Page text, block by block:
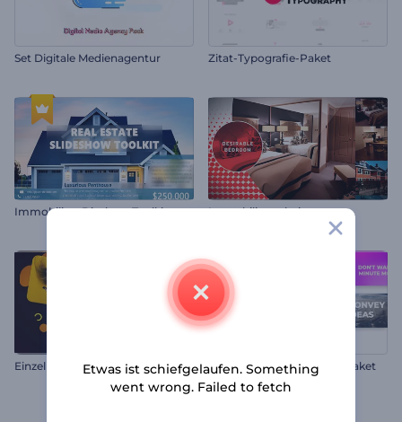
Set Digitale Medienagentur Zitat-Typografie-Paket
Immobilien-Diashow Toolkit Immobiliengalerie
E
inzelhandel- und Produktwerbung Dynamischer Stomp Titelpaket
Etwas ist schiefgelaufen. Something
went wrong. Failed to fetch